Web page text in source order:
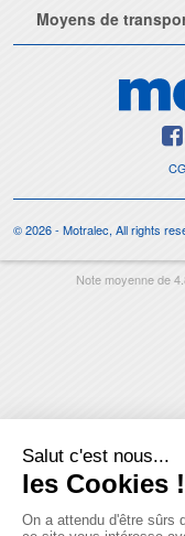
Moyens de
© 2026 - Motralec, All rights
Note moyenne de